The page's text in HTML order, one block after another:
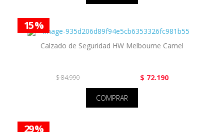
15 %
Calzado de Seguridad HW Melbourne Camel
$ 84.990 $ 72.190
COMPRAR
29 %